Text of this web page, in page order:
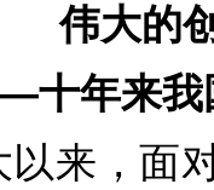
伟大的
年来我
以来，面